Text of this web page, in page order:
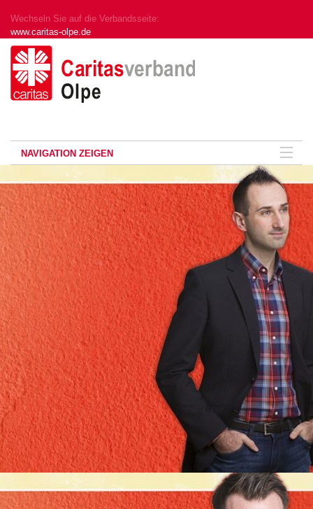
Wechseln Sie auf die Verbandsseite:
www.caritas-olpe.de
NAVIGATION ZEIGEN